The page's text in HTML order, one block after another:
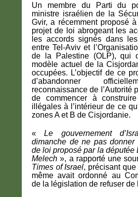
Un membre du Parti du
ministre israélien de la
Gvir, a récemment proposé
projet de loi abrogeant les
les accords signés dans
entre Tel-Aviv et
de la Palestine (OLP), qui
modèle actuel de la
occupées. L’objectif de ce
d’abandonner
reconnaissance de l’Autorité
de commencer à
illégales à l’intérieur de ce
zones A et B de Cisjordanie.
«Le gouvernement
dimanche de ne pas donner
de loi proposé par la députée
Melech », a rapporté une
Times of Israel, précisant
même avait ordonné au
de la législation de refuser de